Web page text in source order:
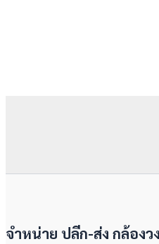
จำหน่าย ปลีก-ส่ง กล้องว